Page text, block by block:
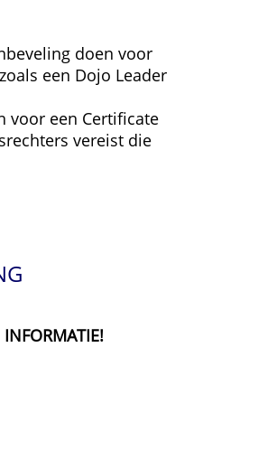
doen voor
een Dojo Leader
voor een Certificate
vereist die
INFORMATIE!